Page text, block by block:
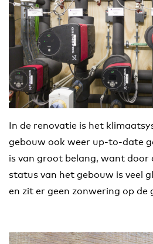
In de renovatie is het
gebouw ook weer up-to-date
is van groot belang, want door
status van het gebouw is veel
en zit er geen zonwering op de